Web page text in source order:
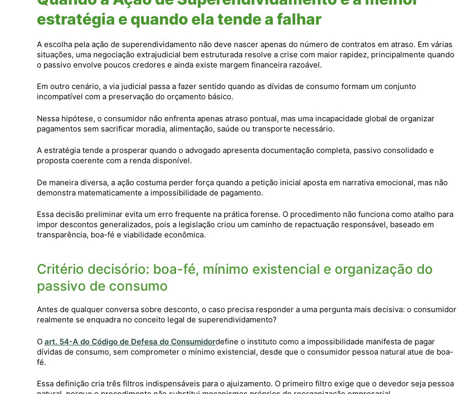
estratégia e quando ela tende a falhar
A escolha pela ação de superendividamento não deve nascer apenas do número de contratos em atraso. Em várias
situações, uma negociação extrajudicial bem estruturada resolve a crise com maior rapidez, principalmente quando
o passivo envolve poucos credores e ainda existe margem financeira razoável.
Em outro cenário, a via judicial passa a fazer sentido quando as dívidas de consumo formam um conjunto
incompatível com a preservação do orçamento básico.
Nessa hipótese, o consumidor não enfrenta apenas atraso pontual, mas uma incapacidade global de organizar
pagamentos sem sacrificar moradia, alimentação, saúde ou transporte necessário.
A estratégia tende a prosperar quando o advogado apresenta documentação completa, passivo consolidado e
proposta coerente com a renda disponível.
De maneira diversa, a ação costuma perder força quando a petição inicial aposta em narrativa emocional, mas não
demonstra matematicamente a impossibilidade de pagamento.
Essa decisão preliminar evita um erro frequente na prática forense. O procedimento não funciona como atalho para
impor descontos generalizados, pois a legislação criou um caminho de repactuação responsável, baseado em
transparência, boa-fé e viabilidade econômica.
Critério decisório: boa-fé, mínimo existencial e organização do
passivo de consumo
Antes de qualquer conversa sobre desconto, o caso precisa responder a uma pergunta mais decisiva: o consumidor
realmente se enquadra no conceito legal de superendividamento?
O art. 54-A do Código de Defesa do Consumidordefine o instituto como a impossibilidade manifesta de pagar
dívidas de consumo, sem comprometer o mínimo existencial, desde que o consumidor pessoa natural atue de boa-
fé.
Essa definição cria três filtros indispensáveis para o ajuizamento. O primeiro filtro exige que o devedor seja pessoa